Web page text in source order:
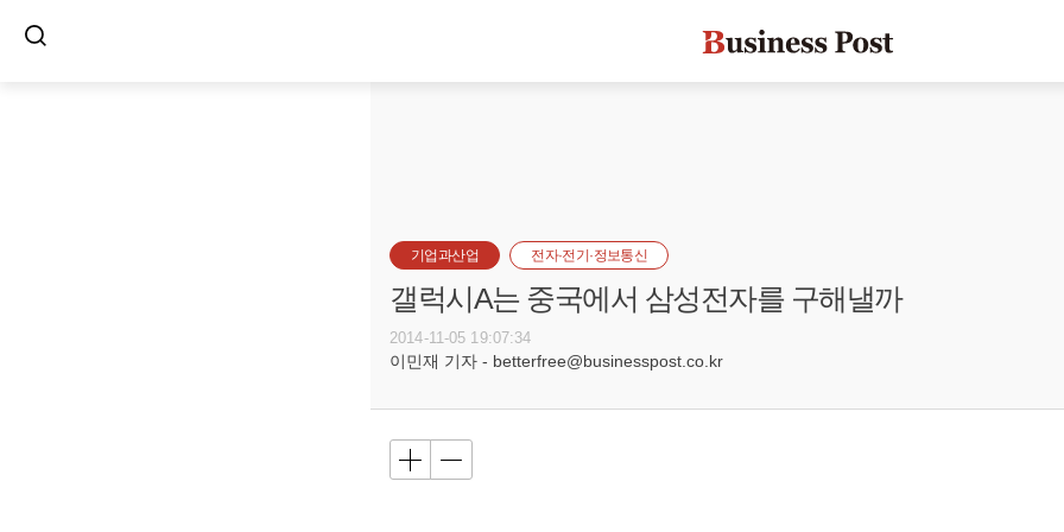
기업과산업 전자·전기·정보통신
갤럭시A는 중국에서 삼성전자를 구해낼까
2014-11-05 19:07:34
이민재 기자 - betterfree@businesspost.co.kr